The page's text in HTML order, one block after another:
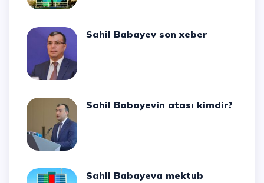
Sahil Babayev son xeber
Sahil Babayevin atası kimdir?
Sahil Babayeva mektub